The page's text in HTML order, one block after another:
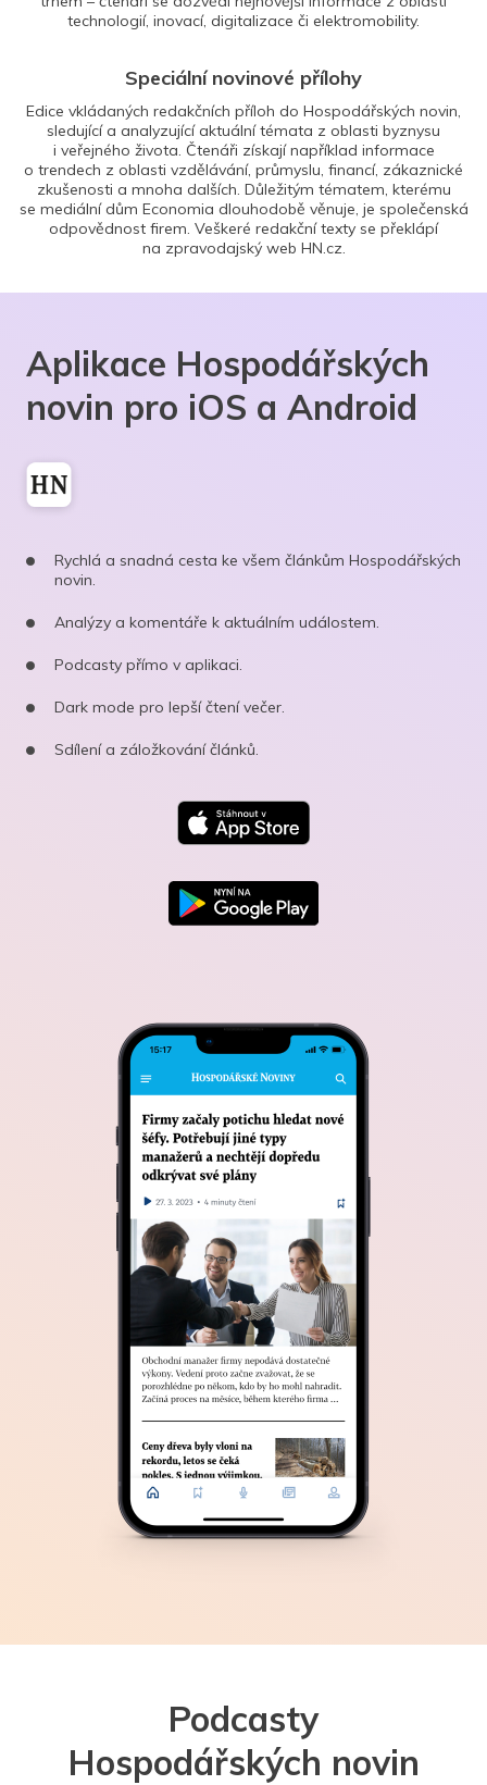
technologií, inovací, digitalizace či elektromobility.
Speciální novinové přílohy
Edice vkládaných redakčních příloh do Hospodářských novin,
sledující a analyzující aktuální témata z oblasti byznysu
i veřejného života. Čtenáři získají například informace
o trendech z oblasti vzdělávání, průmyslu, financí, zákaznické
zkušenosti a mnoha dalších. Důležitým tématem, kterému
se mediální dům Economia dlouhodobě věnuje, je společenská
odpovědnost firem. Veškeré redakční texty se překlápí
na zpravodajský web HN.cz.
Aplikace Hospodářských
novin pro iOS a Android
Rychlá a snadná cesta ke všem článkům Hospodářských
novin.
Analýzy a komentáře k aktuálním událostem.
Podcasty přímo v aplikaci.
Dark mode pro lepší čtení večer.
Sdílení a záložkování článků.
Podcasty
Hospodářských novin